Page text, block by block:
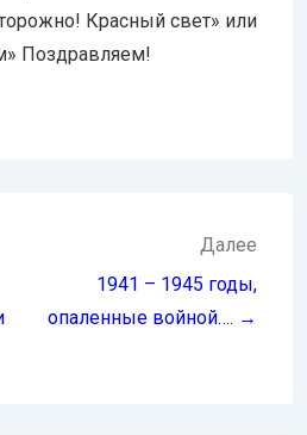
Красный свет» или
Поздравляем!
Далее
1941 – 1945 годы,
опаленные войной…. →